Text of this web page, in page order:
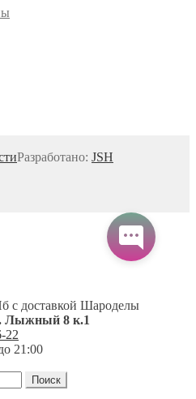
Разработано: JSH
доставкой Шароделы
Лыжный 8 к.1
22
21:00
Поиск